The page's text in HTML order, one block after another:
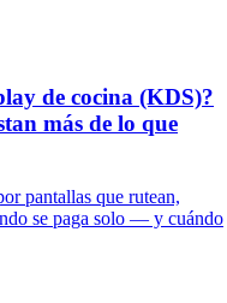
de cocina (KDS)?
más de lo que
pantallas que rutean,
se paga solo — y cuándo